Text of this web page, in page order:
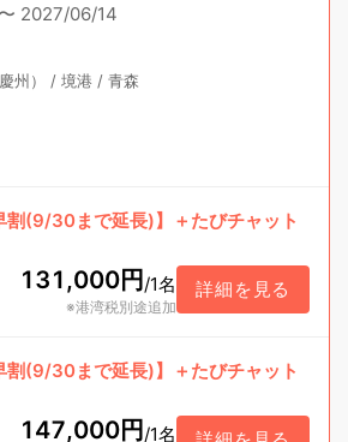
〜 2027/06/14
州） / 境港 / 青森
割(9/30まで延長)】＋たびチャット
131,000円/1名
※港湾税別途追加
詳細を見る
割(9/30まで延長)】＋たびチャット
147,000円/1名